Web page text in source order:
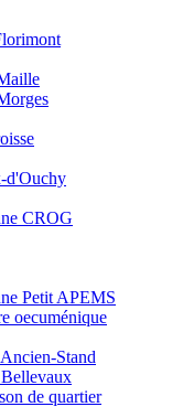
d'Ouchy
CROG
Petit APEMS
oecuménique
Stand
de quartier